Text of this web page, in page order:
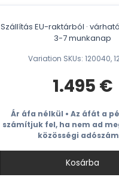
Szállítás EU-raktárból ·
3-7 munkanap
Variation SKUs: 120040,
1.495 €
Ár áfa nélkül • Az áfát a
számítjuk fel, ha nem ad
közösségi
Kosárba